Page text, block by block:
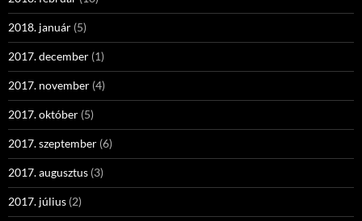
2018. január (5)
2017. december (1)
2017. november (4)
2017. október (5)
2017. szeptember (6)
2017. augusztus (3)
2017. július (2)